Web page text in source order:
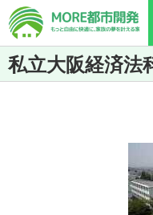
私立大阪経済法